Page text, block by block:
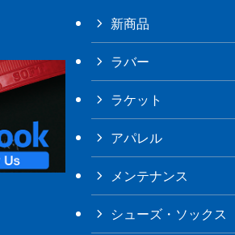
新商品
ラバー
ラケット
アパレル
メンテナンス
シューズ・ソックス